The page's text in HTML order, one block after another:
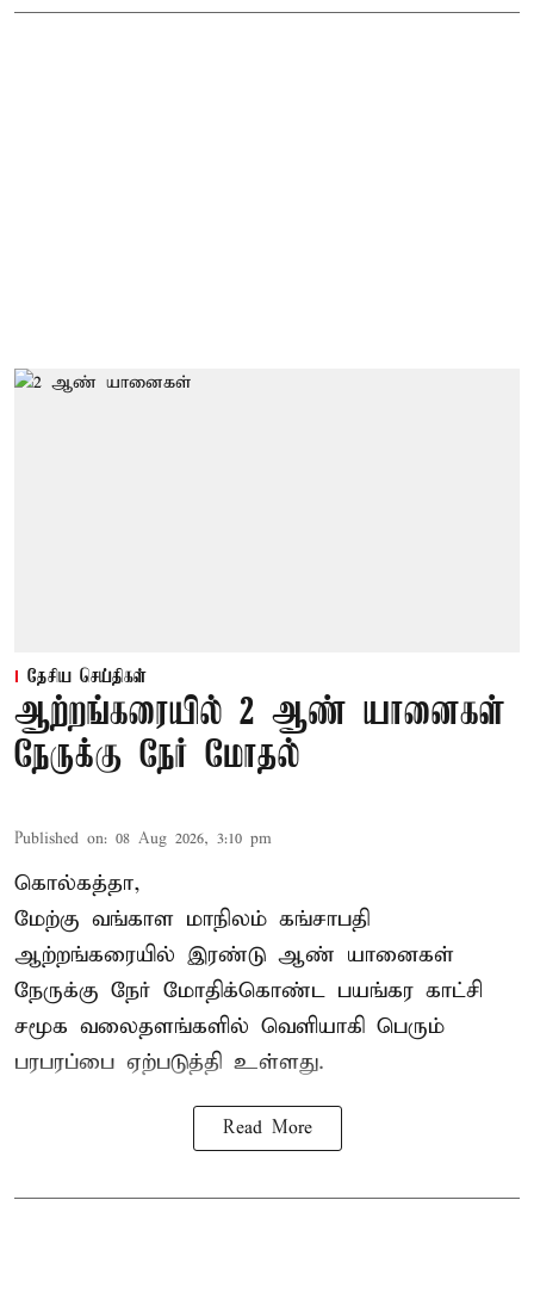
தேசிய செய்திகள்
ஆற்றங்கரையில் 2 ஆண் யானைகள்
நேருக்கு நேர் மோதல்
Published on: 08 Aug 2026, 3:10 pm
கொல்கத்தா,
மேற்கு வங்காள மாநிலம் கங்சாபதி
ஆற்றங்கரையில் இரண்டு ஆண் யானைகள்
நேருக்கு நேர் மோதிக்கொண்ட பயங்கர காட்சி
சமூக வலைதளங்களில் வெளியாகி பெரும்
பரபரப்பை ஏற்படுத்தி உள்ளது.
Read More